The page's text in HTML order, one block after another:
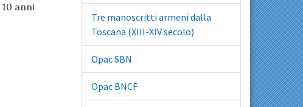
anni
Tre manoscritti armeni dalla
Toscana (XIII-XIV secolo)
Opac SBN
Opac BNCF